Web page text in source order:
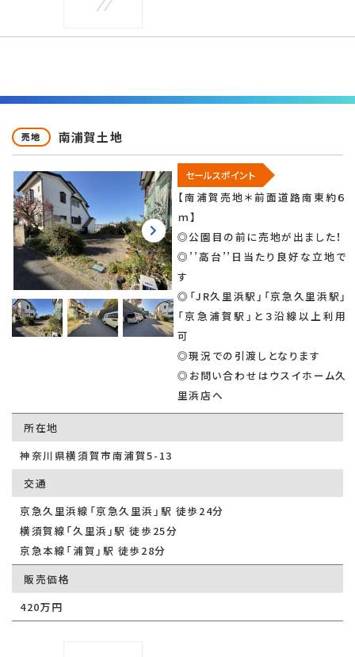
売地 南浦賀土地
セールスポイント
【南浦賀売地＊前面道路南東約６
ｍ】
◎公園目の前に売地が出ました！
◎’’高台’’日当たり良好な立地で
す
◎「JR久里浜駅」「京急久里浜駅」
「京急浦賀駅」と３沿線以上利用
可
◎現況での引渡しとなります
◎お問い合わせはウスイホーム久
里浜店へ
所在地
神奈川県横須賀市南浦賀5-13
交通
京急久里浜線「京急久里浜」駅 徒歩24分
横須賀線「久里浜」駅 徒歩25分
京急本線「浦賀」駅 徒歩28分
販売価格
420万円